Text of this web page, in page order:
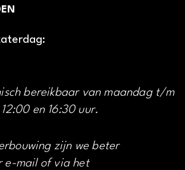
bereikbaar van maandag t/m
en 16:30 uur.
zijn we beter
e-mail of via het